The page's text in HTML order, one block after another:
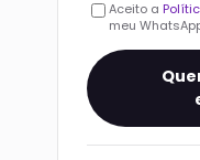
Aceito a
meu